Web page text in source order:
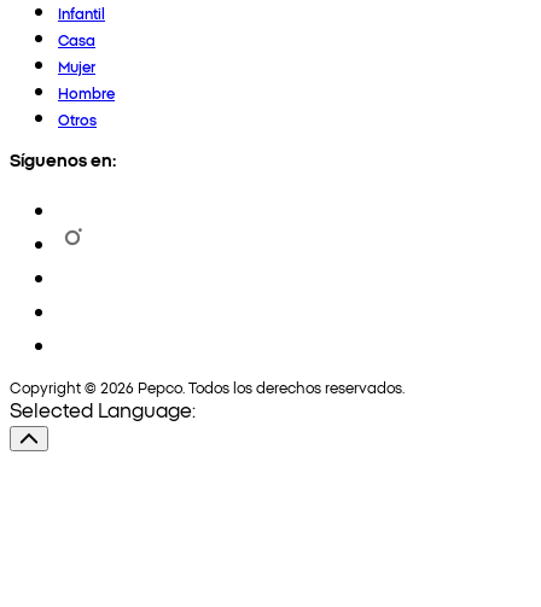
Infantil
Casa
Mujer
Hombre
Otros
Síguenos en:
Copyright © 2026 Pepco. Todos los derechos reservados.
Selected Language: